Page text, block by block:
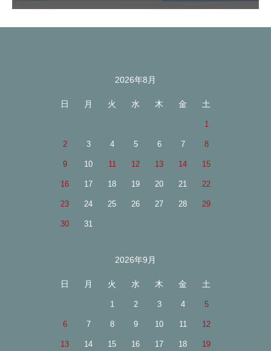
2026年8月
日 月 火 水 木 金 土
1
2 3 4 5 6 7 8
9 10 11 12 13 14 15
16 17 18 19 20 21 22
23 24 25 26 27 28 29
30 31
2026年9月
日 月 火 水 木 金 土
1 2 3 4 5
6 7 8 9 10 11 12
13 14 15 16 17 18 19